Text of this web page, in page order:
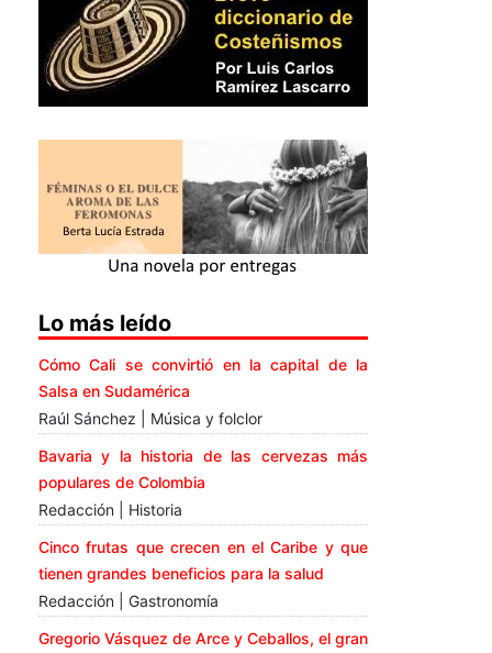
Lo más leído
Cómo Cali se convirtió en la capital de la
Salsa en Sudamérica
Raúl Sánchez | Música y folclor
Bavaria y la historia de las cervezas más
populares de Colombia
Redacción | Historia
Cinco frutas que crecen en el Caribe y que
tienen grandes beneficios para la salud
Redacción | Gastronomía
Gregorio Vásquez de Arce y Ceballos, el gran